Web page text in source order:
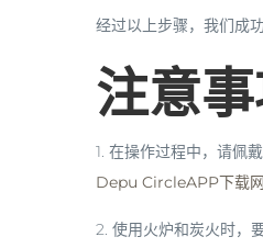
经过以上步骤，我们成
注意
1. 在操作过程中，请佩
Depu CircleAPP下载
2. 使用火炉和炭火时，